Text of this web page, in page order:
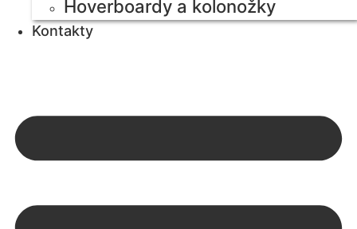
Hoverboardy a kolonožky
Kontakty